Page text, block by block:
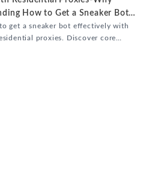
How to Get a Sneaker Bot
get a sneaker bot effectively with
proxies. Discover core